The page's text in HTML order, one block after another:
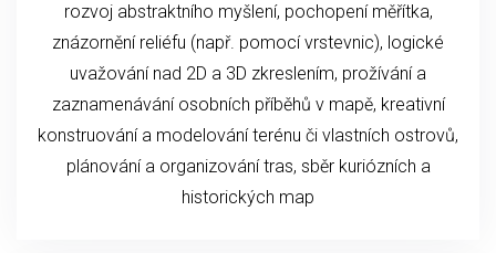
rozvoj abstraktního myšlení, pochopení měřítka,
znázornění reliéfu (např. pomocí vrstevnic), logické
uvažování nad 2D a 3D zkreslením, prožívání a
zaznamenávání osobních příběhů v mapě, kreativní
konstruování a modelování terénu či vlastních ostrovů,
plánování a organizování tras, sběr kuriózních a
historických map